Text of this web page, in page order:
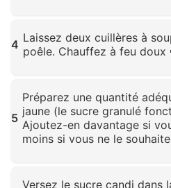
4 Laissez deux cuillères à
poêle. Chauffez à feu doux
5
Préparez une quantité
jaune (le sucre granulé
Ajoutez-en davantage si
moins si vous ne le
Versez le sucre candi dans